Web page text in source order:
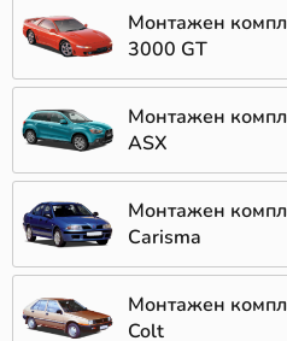
Монтажен
3000 GT
Монтажен
ASX
Монтажен
Carisma
Монтажен
Colt